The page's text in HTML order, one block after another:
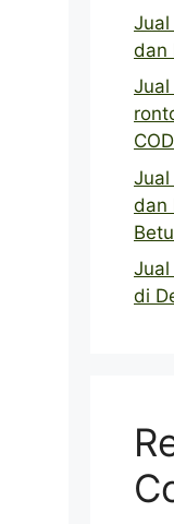
dan
COD
dan
di